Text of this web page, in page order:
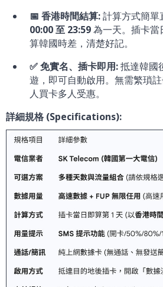
📅 香港時間結算:計算方式簡單
00:00 至 23:59為一天。插卡當
算韓國時差，清楚好記。
✅ 免實名、插卡即用:抵達韓國
遊，即可自動啟用。無需繁瑣
人買卡多人受惠。
詳細規格 (Specifications):